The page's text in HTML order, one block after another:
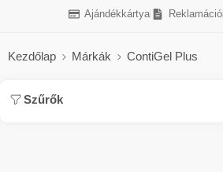
Ajándékkártya Reklamáció
Kezdőlap Márkák ContiGel Plus
Szűrők